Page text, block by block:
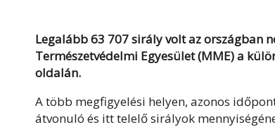
Legalább 63 707 sirály volt az országban
Természetvédelmi Egyesület (MME) a
oldalán.
A több megfigyelési helyen, azonos
átvonuló és itt telelő sirályok